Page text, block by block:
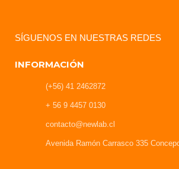
SÍGUENOS EN NUESTRAS REDES
INFORMACIÓN
(+56) 41 2462872
+ 56 9 4457 0130
contacto@newlab.cl
Avenida Ramón Carrasco 335